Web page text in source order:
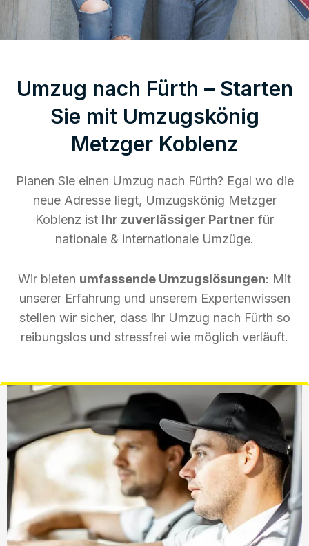
Umzug nach Fürth – Starten
Sie mit Umzugskönig
Metzger Koblenz
Planen Sie einen Umzug nach Fürth? Egal wo die
neue Adresse liegt, Umzugskönig Metzger
Koblenz ist Ihr zuverlässiger Partner für
nationale & internationale Umzüge.
Wir bieten umfassende Umzugslösungen: Mit
unserer Erfahrung und unserem Expertenwissen
stellen wir sicher, dass Ihr Umzug nach Fürth so
reibungslos und stressfrei wie möglich verläuft.